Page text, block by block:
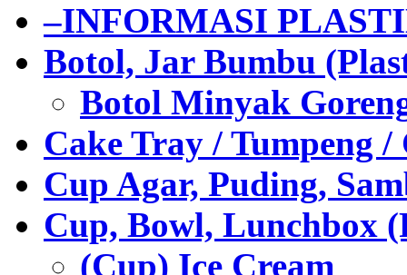
–INFORMASI
Botol, Jar Bumbu
Botol Minyak
Cake Tray / Tumpeng /
Cup Agar, Puding,
Cup, Bowl, Lunchbox
(Cup) Ice Cream